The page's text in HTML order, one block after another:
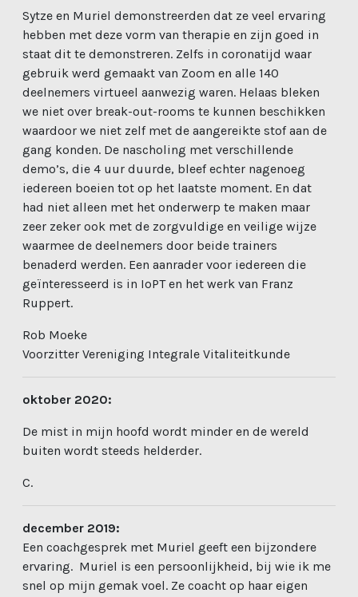
Sytze en Muriel demonstreerden dat ze veel ervaring
hebben met deze vorm van therapie en zijn goed in
staat dit te demonstreren. Zelfs in coronatijd waar
gebruik werd gemaakt van Zoom en alle 140
deelnemers virtueel aanwezig waren. Helaas bleken
we niet over break-out-rooms te kunnen beschikken
waardoor we niet zelf met de aangereikte stof aan de
gang konden. De nascholing met verschillende
demo’s, die 4 uur duurde, bleef echter nagenoeg
iedereen boeien tot op het laatste moment. En dat
had niet alleen met het onderwerp te maken maar
zeer zeker ook met de zorgvuldige en veilige wijze
waarmee de deelnemers door beide trainers
benaderd werden. Een aanrader voor iedereen die
geïnteresseerd is in IoPT en het werk van Franz
Ruppert.
Rob Moeke
Voorzitter Vereniging Integrale Vitaliteitkunde
oktober 2020:
De mist in mijn hoofd wordt minder en de wereld
buiten wordt steeds helderder.
C.
december 2019:
Een coachgesprek met Muriel geeft een bijzondere
ervaring. Muriel is een persoonlijkheid, bij wie ik me
snel op mijn gemak voel. Ze coacht op haar eigen